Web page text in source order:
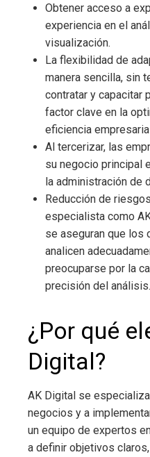
Obtener acceso a
experiencia en el
visualización.
La flexibilidad de
manera sencilla, sin
contratar y capacitar
factor clave en la
eficiencia
Al tercerizar, las
su negocio principal
la administración de
Reducción de
especialista como
se aseguran que los
analicen
preocuparse por la
precisión del análisis.
¿Por qué
Digital?
AK Digital se
negocios y a
un equipo de expertos
a definir objetivos